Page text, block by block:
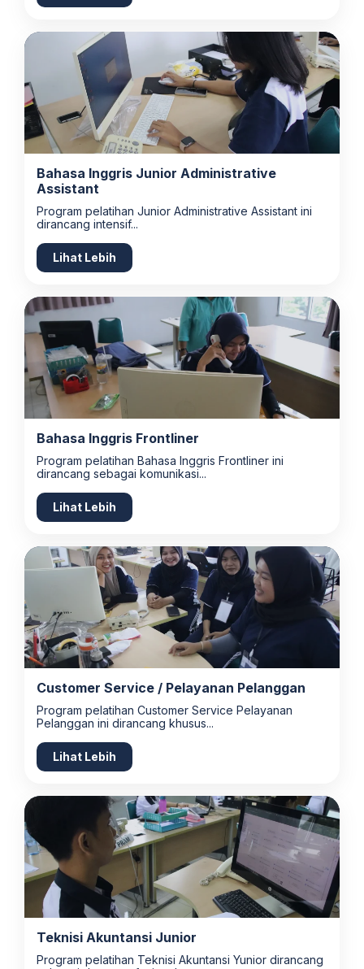
Bahasa Inggris Junior Administrative
Assistant
Program pelatihan Junior Administrative Assistant ini
dirancang intensif...
Lihat Lebih
Bahasa Inggris Frontliner
Program pelatihan Bahasa Inggris Frontliner ini
dirancang sebagai komunikasi...
Lihat Lebih
Customer Service / Pelayanan Pelanggan
Program pelatihan Customer Service Pelayanan
Pelanggan ini dirancang khusus...
Lihat Lebih
Teknisi Akuntansi Junior
Program pelatihan Teknisi Akuntansi Yunior dirancang